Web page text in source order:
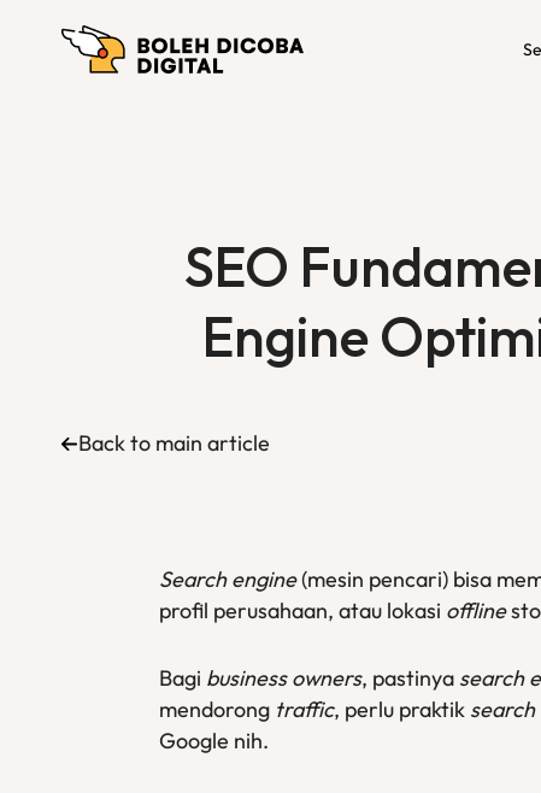
SEO
Engine
Back to main article
Search engine(mesin pencari) bisa
profil perusahaan, atau lokasi offline
Bagi business owners, pastinya search
mendorong traffic, perlu praktik
Google nih.